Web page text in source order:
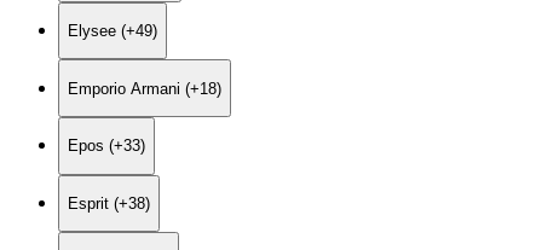
Elysee (+49)
Emporio Armani (+18)
Epos (+33)
Esprit (+38)